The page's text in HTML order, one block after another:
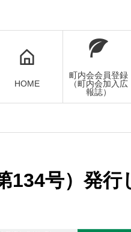
HOME
町内会会員登録
（町内会加入広
報誌）
号）発行